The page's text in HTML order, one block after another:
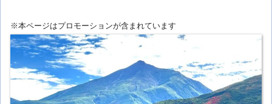
※本ページはプロモーションが含まれています